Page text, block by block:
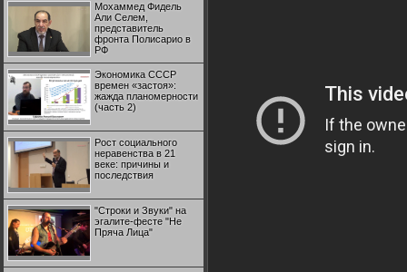
Мохаммед Фидель
Али Селем,
представитель
фронта Полисарио в
РФ
Экономика СССР
времен «застоя»:
жажда планомерности
(часть 2)
Рост социального
неравенства в 21
веке: причины и
последствия
"Строки и Звуки" на
эгалите-фесте "Не
Пряча Лица"